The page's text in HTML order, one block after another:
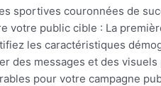
sportives couronnées de
votre public cible : La
les caractéristiques
des messages et des
pour votre campagne